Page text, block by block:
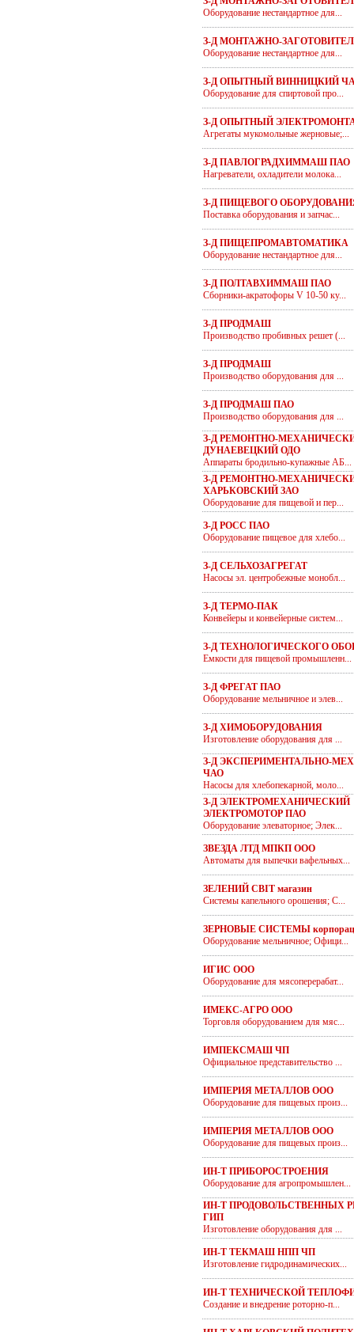
Оборудование нестандартное для...
З-Д МОНТАЖНО-
Оборудование нестандартное для...
З-Д ОПЫТНЫЙ ВИННИЦКИЙ
Оборудование для спиртовой про...
З-Д ОПЫТНЫЙ
Агрегаты мукомольные жерновые;...
З-Д ПАВЛОГРАДХИММАШ ПАО
Нагреватели, охладители молока...
З-Д ПИЩЕВОГО
Поставка оборудования и запчас...
З-Д ПИЩЕПРОМАВТОМАТИКА
Оборудование нестандартное для...
З-Д ПОЛТАВХИММАШ ПАО
Сборники-акратофоры V 10-50 ку...
З-Д ПРОДМАШ
Производство пробивных решет (...
З-Д ПРОДМАШ
Производство оборудования для ...
З-Д ПРОДМАШ ПАО
Производство оборудования для ...
З-Д РЕМОНТНО-
ДУНАЕВЕЦКИЙ ОДО
Аппараты бродильно-купажные АБ...
З-Д РЕМОНТНО-
ХАРЬКОВСКИЙ ЗАО
Оборудование для пищевой и пер...
З-Д РОСС ПАО
Оборудование пищевое для хлебо...
З-Д СЕЛЬХОЗАГРЕГАТ
Насосы эл. центробежные монобл...
З-Д ТЕРМО-ПАК
Конвейеры и конвейерные систем...
З-Д ТЕХНОЛОГИЧЕСКОГО
Емкости для пищевой промышленн...
З-Д ФРЕГАТ ПАО
Оборудование мельничное и элев...
З-Д ХИМОБОРУДОВАНИЯ
Изготовление оборудования для ...
З-Д ЭКСПЕРИМЕНТАЛЬНО-
ЧАО
Насосы для хлебопекарной, моло...
З-Д ЭЛЕКТРОМЕХАНИЧЕСКИЙ
ЭЛЕКТРОМОТОР ПАО
Оборудование элеваторное; Элек...
ЗВЕЗДА ЛТД МПКП ООО
Автоматы для выпечки вафельных...
ЗЕЛЕНИЙ СВІТ магазин
Системы капельного орошения; С...
ЗЕРНОВЫЕ СИСТЕМЫ
Оборудование мельничное; Офици...
ИГИС ООО
Оборудование для мясоперерабат...
ИМЕКС-АГРО ООО
Торговля оборудованием для мяс...
ИМПЕКСМАШ ЧП
Официальное представительство ...
ИМПЕРИЯ МЕТАЛЛОВ ООО
Оборудование для пищевых произ...
ИМПЕРИЯ МЕТАЛЛОВ ООО
Оборудование для пищевых произ...
ИН-Т ПРИБОРОСТРОЕНИЯ
Оборудование для агропромышлен...
ИН-Т ПРОДОВОЛЬСТВЕННЫХ
ГИП
Изготовление оборудования для ...
ИН-Т ТЕКМАШ НПП ЧП
Изготовление гидродинамических...
ИН-Т ТЕХНИЧЕСКОЙ
Создание и внедрение роторно-п...